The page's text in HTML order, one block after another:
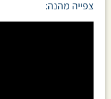
צפייה מהנה: